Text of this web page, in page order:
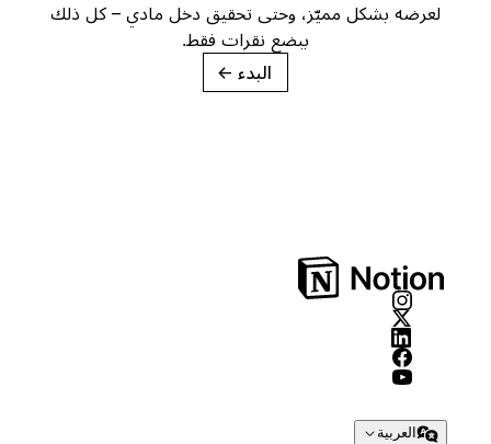
لعرضه بشكل مميّز، وحتى تحقيق دخل مادي – كل ذلك
ببضع نقرات فقط.
→
العربية